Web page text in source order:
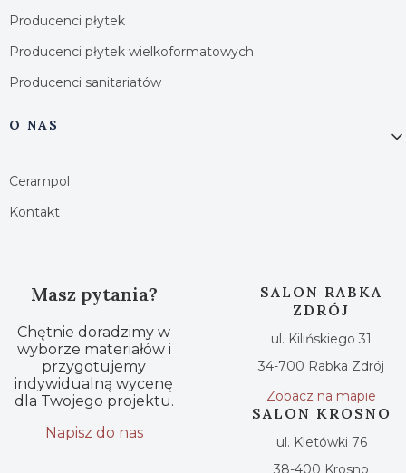
Producenci płytek
Producenci płytek wielkoformatowych
Producenci sanitariatów
O NAS
Cerampol
Kontakt
Masz pytania?
Chętnie doradzimy w
wyborze materiałów i
przygotujemy
indywidualną wycenę
dla Twojego projektu.
Napisz do nas
SALON RABKA
ZDRÓJ
ul. Kilińskiego 31
34-700 Rabka Zdrój
Zobacz na mapie
SALON KROSNO
ul. Kletówki 76